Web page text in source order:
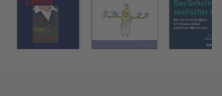
Anne-Marie Tausch: «Gespräche gegen die Angst»
Anne-Marie und Reinhard Tausch: «Sanftes
Sterben», «Wege zu uns und anderen»
Reinhard Tausch: «Hilfen bei Stress und